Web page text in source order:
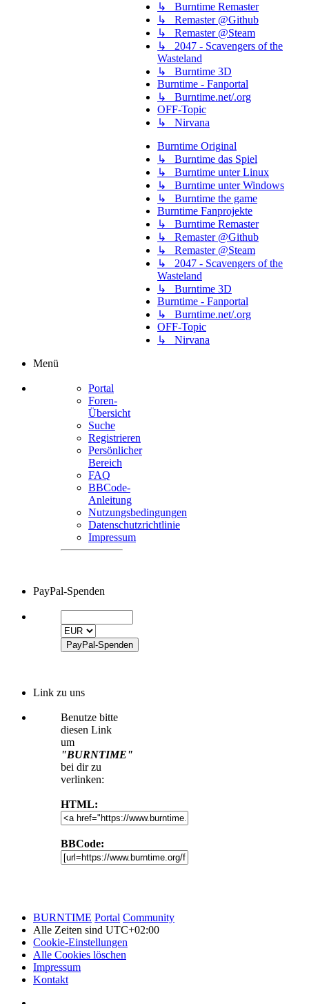
↳ Burntime Remaster
↳ Remaster @Github
↳ Remaster @Steam
↳ 2047 - Scavengers of the
Wasteland
↳ Burntime 3D
Burntime - Fanportal
↳ Burntime.net/.org
OFF-Topic
↳ Nirvana
Burntime Original
↳ Burntime das Spiel
↳ Burntime unter Linux
↳ Burntime unter Windows
↳ Burntime the game
Burntime Fanprojekte
↳ Burntime Remaster
↳ Remaster @Github
↳ Remaster @Steam
↳ 2047 - Scavengers of the
Wasteland
↳ Burntime 3D
Burntime - Fanportal
↳ Burntime.net/.org
OFF-Topic
↳ Nirvana
Menü
Portal
Foren-
Übersicht
Suche
Registrieren
Persönlicher
Bereich
FAQ
BBCode-
Anleitung
Nutzungsbedingungen
Datenschutzrichtlinie
Impressum
PayPal-Spenden
Link zu uns
Benutze bitte
diesen Link
um
"BURNTIME"
bei dir zu
verlinken:
HTML:
BBCode:
BURNTIME Portal Community
Alle Zeiten sind UTC+02:00
Cookie-Einstellungen
Alle Cookies löschen
Impressum
Kontakt